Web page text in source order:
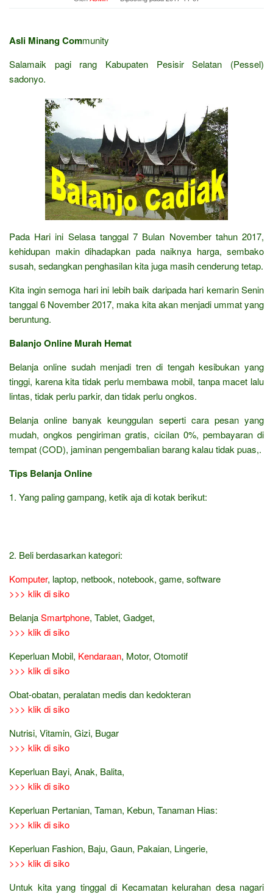
Asli Minang Community
Salamaik pagi rang Kabupaten Pesisir Selatan (Pessel)
sadonyo.
Pada Hari ini Selasa tanggal 7 Bulan November tahun 2017,
kehidupan makin dihadapkan pada naiknya harga, sembako
susah, sedangkan penghasilan kita juga masih cenderung tetap.
Kita ingin semoga hari ini lebih baik daripada hari kemarin Senin
tanggal 6 November 2017, maka kita akan menjadi ummat yang
beruntung.
Balanjo Online Murah Hemat
Belanja online sudah menjadi tren di tengah kesibukan yang
tinggi, karena kita tidak perlu membawa mobil, tanpa macet lalu
lintas, tidak perlu parkir, dan tidak perlu ongkos.
Belanja online banyak keunggulan seperti cara pesan yang
mudah, ongkos pengiriman gratis, cicilan 0%, pembayaran di
tempat (COD), jaminan pengembalian barang kalau tidak puas,.
Tips Belanja Online
1. Yang paling gampang, ketik aja di kotak berikut:
2. Beli berdasarkan kategori:
Komputer, laptop, netbook, notebook, game, software
>>> klik di siko
BelanjaSmartphone, Tablet, Gadget,
>>> klik di siko
Keperluan Mobil, Kendaraan, Motor, Otomotif
>>> klik di siko
Obat-obatan, peralatan medis dan kedokteran
>>> klik di siko
Nutrisi, Vitamin, Gizi, Bugar
>>> klik di siko
Keperluan Bayi, Anak, Balita,
>>> klik di siko
Keperluan Pertanian, Taman, Kebun, Tanaman Hias:
>>> klik di siko
Keperluan Fashion, Baju, Gaun, Pakaian, Lingerie,
>>> klik di siko
Untuk kita yang tinggal di Kecamatan kelurahan desa nagari